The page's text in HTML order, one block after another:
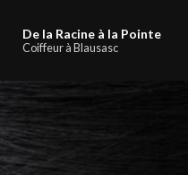
contenu
De la Racine à la Pointe
Coiffeur à Blausasc